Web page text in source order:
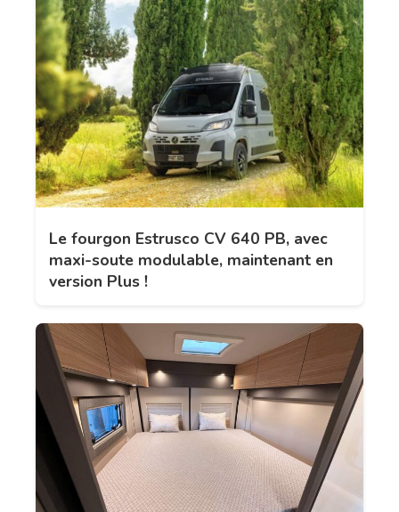
Le fourgon Estrusco CV 640 PB, avec
maxi-soute modulable, maintenant en
version Plus !